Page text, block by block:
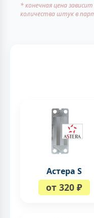
* конечная цена
количества штук в
Астера S
от 320 ₽